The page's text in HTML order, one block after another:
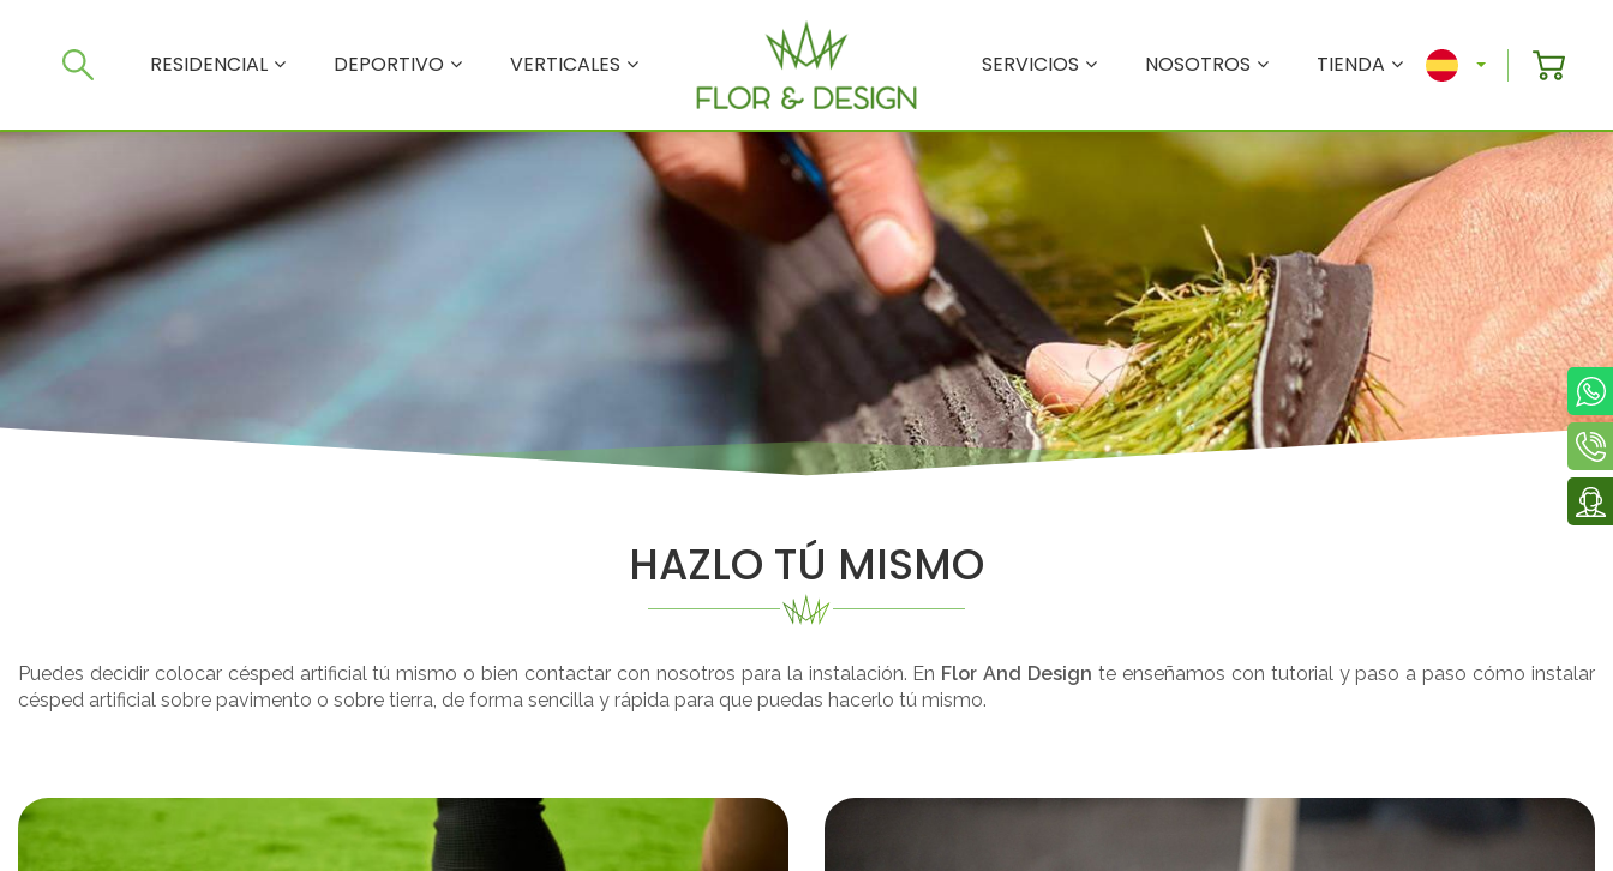
RESIDENCIAL DEPORTIVO VERTICALES SERVICIOS NOSOTROS TIENDA
HAZLO TÚ MISMO
Puedes decidir colocar césped artificial tú mismo o bien contactar con nosotros para la instalación. En Flor And Design te enseñamos con tutorial y paso a paso cómo instalar
césped artificial sobre pavimento o sobre tierra, de forma sencilla y rápida para que puedas hacerlo tú mismo.
DEPORTIVO
TIENDA